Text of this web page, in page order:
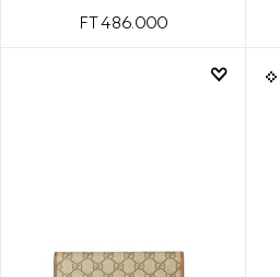
FT 486.000